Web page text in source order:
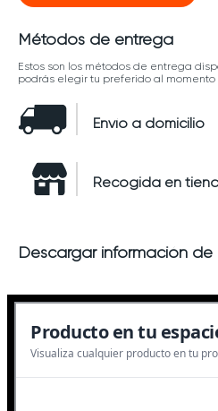
Métodos de entrega
Estos son los métodos de entrega
podrás elegir tu preferido al
Envío a domicilio
Recogida en
Descargar información